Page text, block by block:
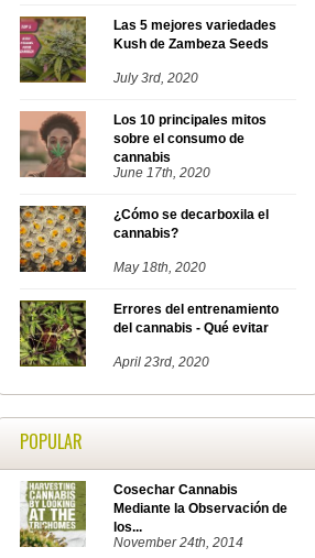
Las 5 mejores variedades
Kush de Zambeza Seeds
July 3rd, 2020
Los 10 principales mitos
sobre el consumo de
cannabis
June 17th, 2020
¿Cómo se decarboxila el
cannabis?
May 18th, 2020
Errores del entrenamiento
del cannabis - Qué evitar
April 23rd, 2020
POPULAR
Cosechar Cannabis
Mediante la Observación de
los...
November 24th, 2014